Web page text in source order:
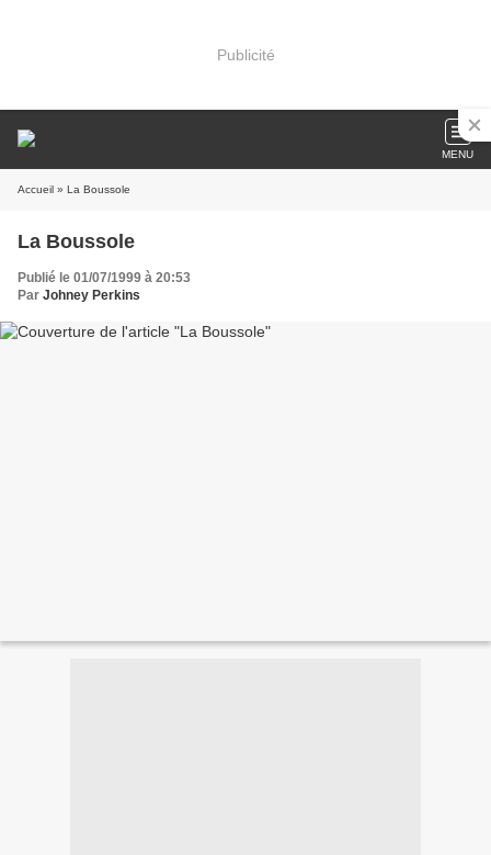
Publicité
MENU
Accueil » La Boussole
La Boussole
Publié le 01/07/1999 à 20:53
Par Johney Perkins